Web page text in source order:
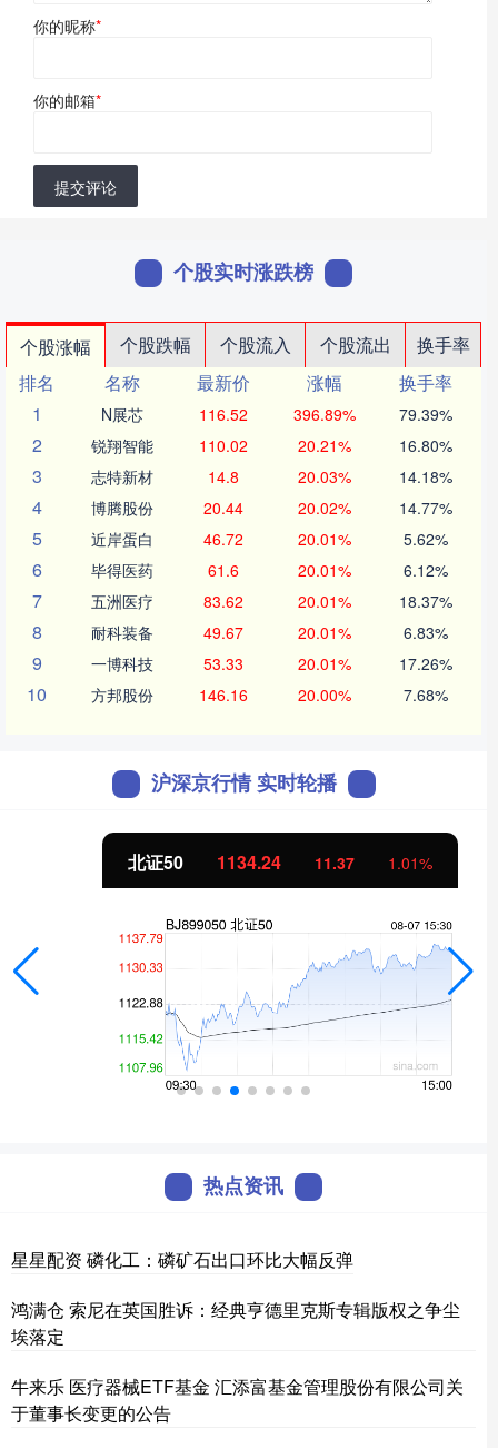
你的昵称*
你的邮箱*
提交评论
个股实时涨跌榜
个股涨幅 个股跌幅 个股流入 个股流出
换手率
排名
名称 最新价 涨幅
换手率
1
N展芯 116.52 396.89% 79.39%
2 锐翔智能 110.02 20.21% 16.80%
3 志特新材 14.8 20.03% 14.18%
4 博腾股份 20.44 20.02% 14.77%
5 近岸蛋白 46.72 20.01% 5.62%
6 毕得医药 61.6 20.01% 6.12%
7 五洲医疗 83.62 20.01% 18.37%
8 耐科装备 49.67 20.01% 6.83%
9 一博科技 53.33 20.01% 17.26%
10 方邦股份 146.16 20.00% 7.68%
沪深京行情 实时轮播
北证50 1134.24 11.37 1.01%
热点资讯
星星配资 磷化工：磷矿石出口环比大幅反弹
鸿满仓 索尼在英国胜诉：经典亨德里克斯专辑版权之争尘
埃落定
牛来乐 医疗器械ETF基金 汇添富基金管理股份有限公司关
于董事长变更的公告